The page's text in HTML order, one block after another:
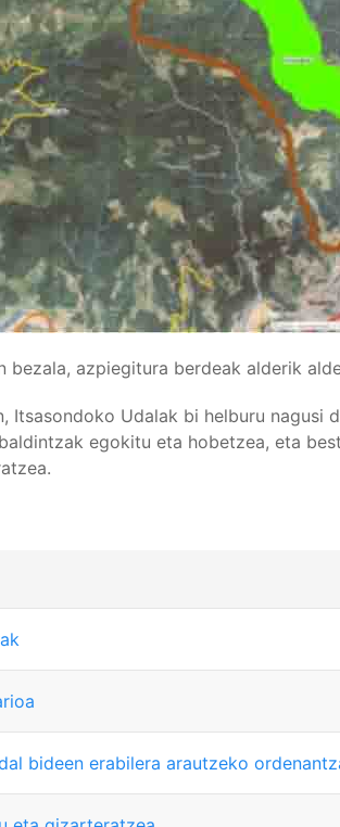
bezala, azpiegitura berdeak alderik
Itsasondoko Udalak bi helburu
egokitu eta hobetzea, eta
bideen erabilera arautzeko